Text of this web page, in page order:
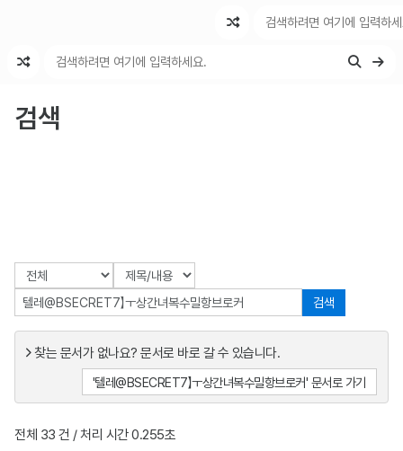
검색
검색
찾는 문서가 없나요? 문서로 바로 갈 수 있습니다.
'텔레@BSECRET7】ㅜ상간녀복수밀항브로커' 문서로 가기
전체 33 건 / 처리 시간 0.255초